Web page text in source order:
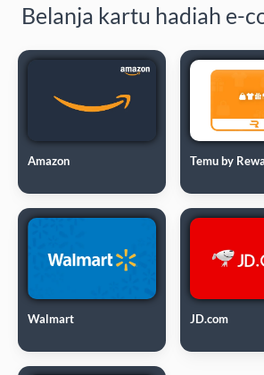
Belanja kartu hadiah e-
Amazon Temu by
Walmart JD.com